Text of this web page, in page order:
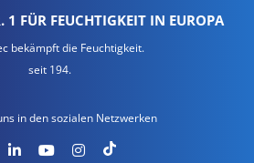
1 FÜR FEUCHTIGKEIT IN EUROPA
bekämpft die Feuchtigkeit.
seit 194.
in den sozialen Netzwerken